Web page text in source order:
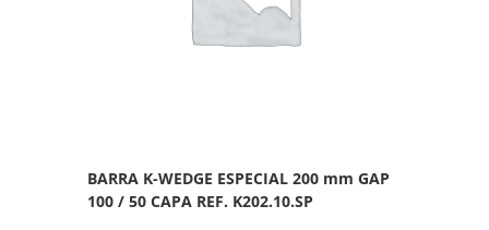
BARRA K-WEDGE ESPECIAL 200 mm GAP
100 / 50 CAPA REF. K202.10.SP